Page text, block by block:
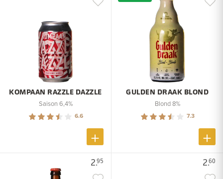
KOMPAAN RAZZLE DAZZLE
Saison 6,4%
6.6
GULDEN DRAAK BLOND
Blond 8%
7.3
2.95 2.60